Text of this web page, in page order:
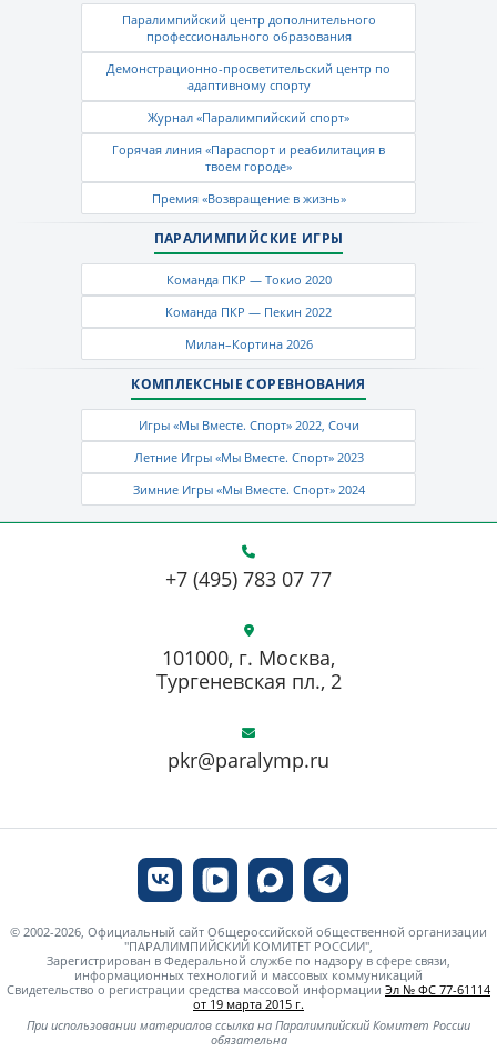
Паралимпийский центр дополнительного
профессионального образования
Демонстрационно-просветительский центр по
адаптивному спорту
Журнал «Паралимпийский спорт»
Горячая линия «Параспорт и реабилитация в
твоем городе»
Премия «Возвращение в жизнь»
ПАРАЛИМПИЙСКИЕ ИГРЫ
Команда ПКР — Токио 2020
Команда ПКР — Пекин 2022
Милан–Кортина 2026
КОМПЛЕКСНЫЕ СОРЕВНОВАНИЯ
Игры «Мы Вместе. Спорт» 2022, Сочи
Летние Игры «Мы Вместе. Спорт» 2023
Зимние Игры «Мы Вместе. Спорт» 2024
+7 (495) 783 07 77
pkr@paralymp.ru
101000, г. Москва,
Тургеневская пл., 2
© 2002-2026, Официальный сайт Общероссийской общественной организации
"ПАРАЛИМПИЙСКИЙ КОМИТЕТ РОССИИ",
Зарегистрирован в Федеральной службе по надзору в сфере связи,
информационных технологий и массовых коммуникаций
Свидетельство о регистрации средства массовой информации Эл № ФС 77-61114
от 19 марта 2015 г.
При использовании материалов ссылка на Паралимпийский Комитет России
обязательна